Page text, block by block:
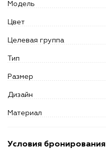
Условия бронирования
Модель
Цвет
Целевая группа
Тип
Размер
Дизайн
Материал